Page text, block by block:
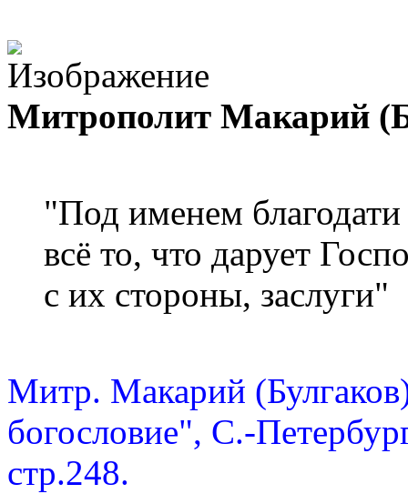
Митрополит Макарий
"Под именем
всё то, что дарует
с их стороны, заслуги"
Митр. Макарий
богословие", С.-
стр.248.